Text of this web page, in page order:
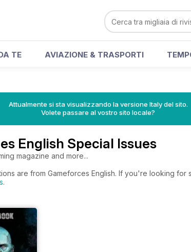
TE AVIAZIONE & TRASPORTI
Attualmente si sta visualizzando la versione Italy del sito.
Volete passare al vostro sito locale?
English Special Issues
magazine and more...
are from Gameforces English. If you're looking
.